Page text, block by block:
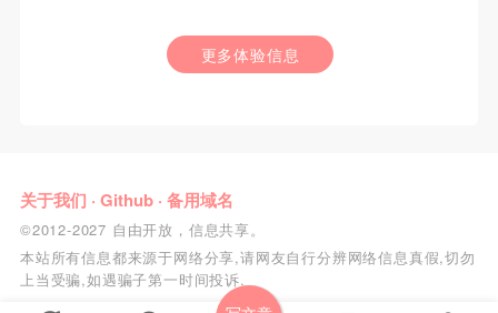
更多体验信息
关于我们 · Github· 备用域名
©2012-2027 自由开放，信息共享。
本站所有信息都来源于网络分享,请网友自行分辨网络信息真假,切勿
上当受骗,如遇骗子第一时间投诉.